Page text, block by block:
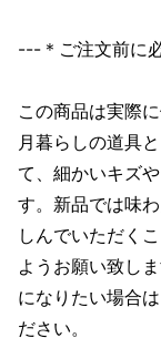
---＊ご注文前に
この商品は実際
月暮らしの道具
て、細かいキズ
す。新品では味
しんでいただく
ようお願い致し
になりたい場合
ださい。